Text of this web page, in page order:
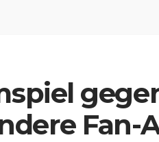
Fan-